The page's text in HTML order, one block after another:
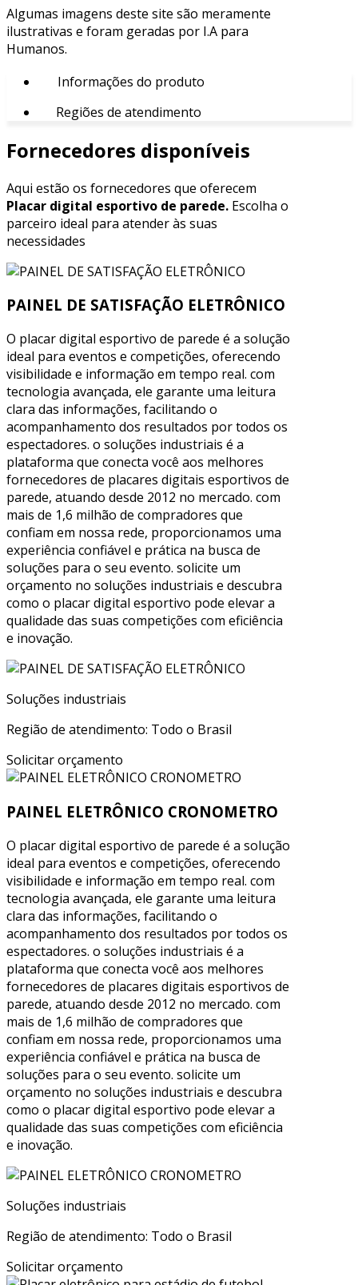
Algumas imagens deste site são meramente
ilustrativas e foram geradas por I.A para
Humanos.
Informações do produto
Regiões de atendimento
Fornecedores disponíveis
Aqui estão os fornecedores que oferecem
Placar digital esportivo de parede. Escolha o
parceiro ideal para atender às suas
necessidades
PAINEL DE SATISFAÇÃO ELETRÔNICO
O placar digital esportivo de parede é a solução
ideal para eventos e competições, oferecendo
visibilidade e informação em tempo real. com
tecnologia avançada, ele garante uma leitura
clara das informações, facilitando o
acompanhamento dos resultados por todos os
espectadores. o soluções industriais é a
plataforma que conecta você aos melhores
fornecedores de placares digitais esportivos de
parede, atuando desde 2012 no mercado. com
mais de 1,6 milhão de compradores que
confiam em nossa rede, proporcionamos uma
experiência confiável e prática na busca de
soluções para o seu evento. solicite um
orçamento no soluções industriais e descubra
como o placar digital esportivo pode elevar a
qualidade das suas competições com eficiência
e inovação.
Soluções industriais
Região de atendimento: Todo o Brasil
Solicitar orçamento
PAINEL ELETRÔNICO CRONOMETRO
O placar digital esportivo de parede é a solução
ideal para eventos e competições, oferecendo
visibilidade e informação em tempo real. com
tecnologia avançada, ele garante uma leitura
clara das informações, facilitando o
acompanhamento dos resultados por todos os
espectadores. o soluções industriais é a
plataforma que conecta você aos melhores
fornecedores de placares digitais esportivos de
parede, atuando desde 2012 no mercado. com
mais de 1,6 milhão de compradores que
confiam em nossa rede, proporcionamos uma
experiência confiável e prática na busca de
soluções para o seu evento. solicite um
orçamento no soluções industriais e descubra
como o placar digital esportivo pode elevar a
qualidade das suas competições com eficiência
e inovação.
Soluções industriais
Região de atendimento: Todo o Brasil
Solicitar orçamento